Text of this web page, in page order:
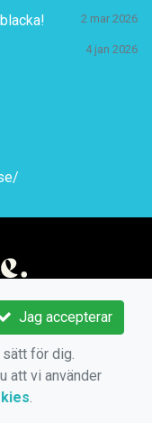
2 mar 2026
4 jan 2026
Jag accepterar
för dig.
att vi använder
.